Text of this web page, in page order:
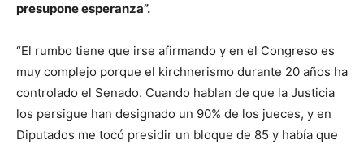
presupone esperanza”.
“El rumbo tiene que irse afirmando y en el Congreso es
muy complejo porque el kirchnerismo durante 20 años ha
controlado el Senado. Cuando hablan de que la Justicia
los persigue han designado un 90% de los jueces, y en
Diputados me tocó presidir un bloque de 85 y había que